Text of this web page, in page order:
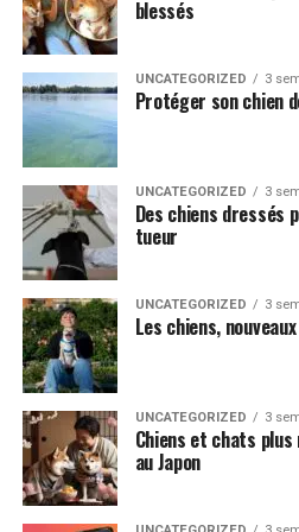
Partager
Cette peinture humoristique fait
Chiens jouant au poker
un autre chien à tricher. Cette
touchante, illustre la loyauté
3. Tête de chien
blessés
UNCATEGORIZED 3
Protéger son chien
UNCATEGORIZED 3
Des chiens dressés
tueur
UNCATEGORIZED 3
Les chiens,
UNCATEGORIZED 3
Chiens et chats
au Japon